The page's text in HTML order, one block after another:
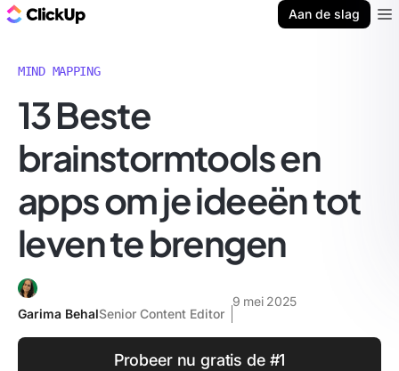
Aan de slag
MIND MAPPING
13 Beste
brainstormtools en
apps om je ideeën tot
leven te brengen
Garima BehalSenior Content Editor
9 mei 2025
Probeer nu gratis de #1